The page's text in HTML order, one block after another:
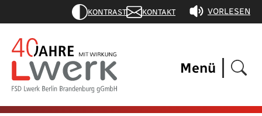
VORLESEN
KONTRAST KONTAKT
Menü